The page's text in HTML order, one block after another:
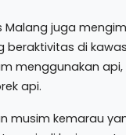
Malang juga
beraktivitas di
menggunakan api,
api.
musim kemarau